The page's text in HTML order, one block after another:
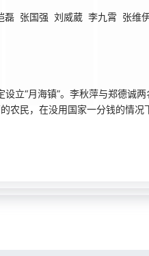
磊 张国强 刘威葳 李九霄 张维
“月海镇”。李秋萍与郑德诚两
农民，在没用国家一分钱的情况